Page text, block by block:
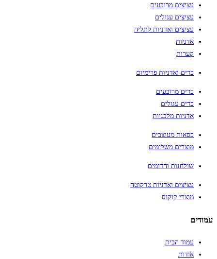
עציצים מרובעים
עציצים עגולים
עציצים ואדניות לתליה
אדניות
קערות
כדים ואדניות פרימיום
כדים מרובעים
כדים עגולים
אדניות מלבניות
כסאות מעוצבים
מוצרים משלימים
שולחנות והדומים
עציצים ואדניות טרקוטה
מוצרי קוקוס
עמודים
עמוד הבית
אודות